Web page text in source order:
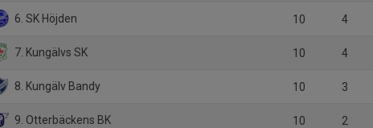
6. SK Höjden 10 4
7. Kungälvs SK 10 4
8. Kungälv Bandy 10 3
9. Otterbäckens BK 10 2